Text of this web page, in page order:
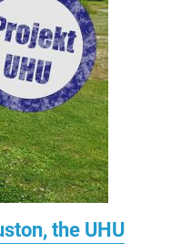
the UHU